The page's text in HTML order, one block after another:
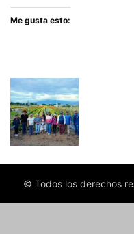
Me gusta esto:
© Todos los derechos